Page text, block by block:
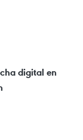
digital en